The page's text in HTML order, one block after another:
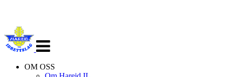
navigasjon
OM OSS